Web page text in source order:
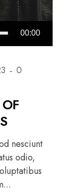
00:00
0
nesciunt
odio,